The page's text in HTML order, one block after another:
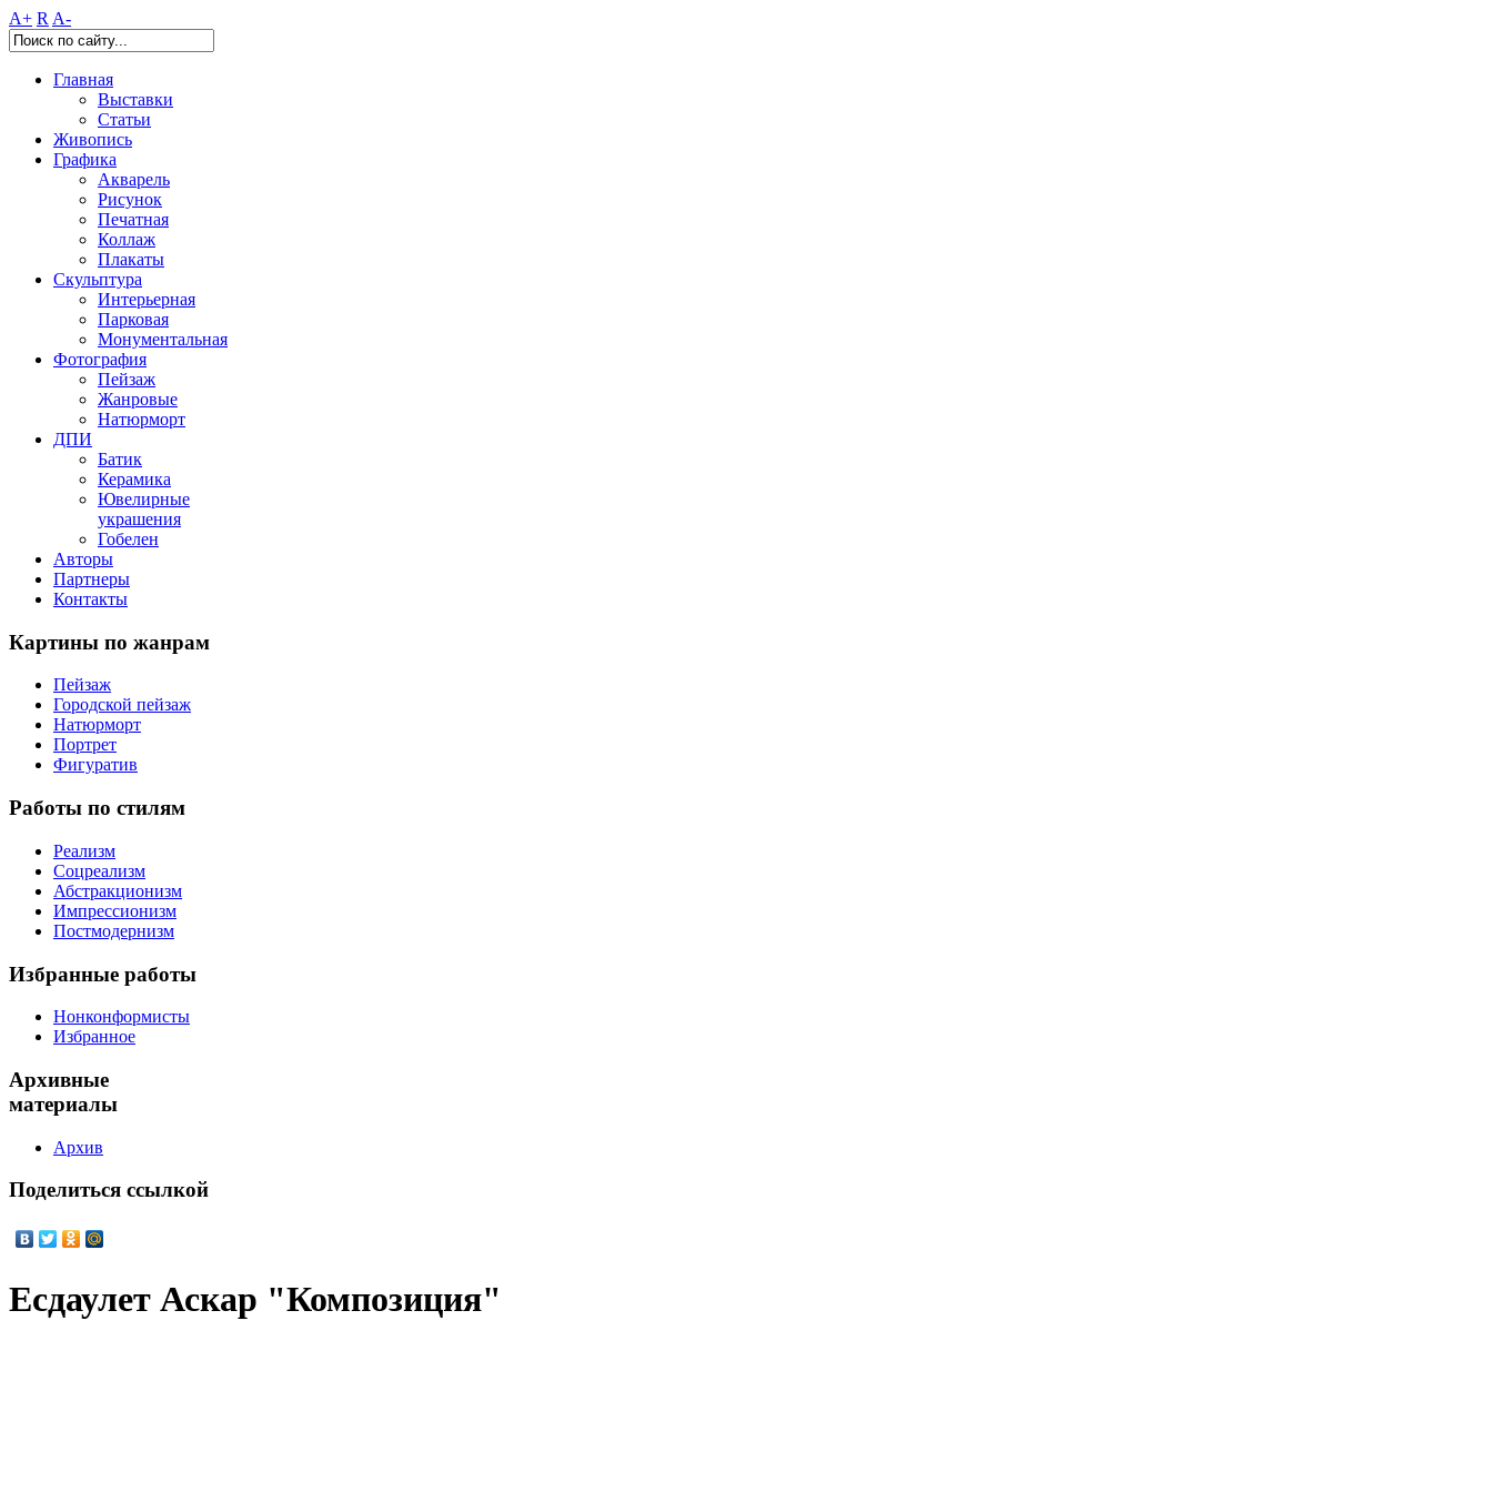
A+ R A-
Главная
Выставки
Статьи
Живопись
Графика
Акварель
Рисунок
Печатная
Коллаж
Плакаты
Скульптура
Интерьерная
Парковая
Монументальная
Фотография
Пейзаж
Жанровые
Натюрморт
ДПИ
Батик
Керамика
Ювелирные
украшения
Гобелен
Авторы
Партнеры
Контакты
Картины по жанрам
Пейзаж
Городской пейзаж
Натюрморт
Портрет
Фигуратив
Работы по стилям
Реализм
Соцреализм
Абстракционизм
Импрессионизм
Постмодернизм
Избранные работы
Нонконформисты
Избранное
Архивные
материалы
Архив
Поделиться ссылкой
Есдаулет Аскар "Композиция"